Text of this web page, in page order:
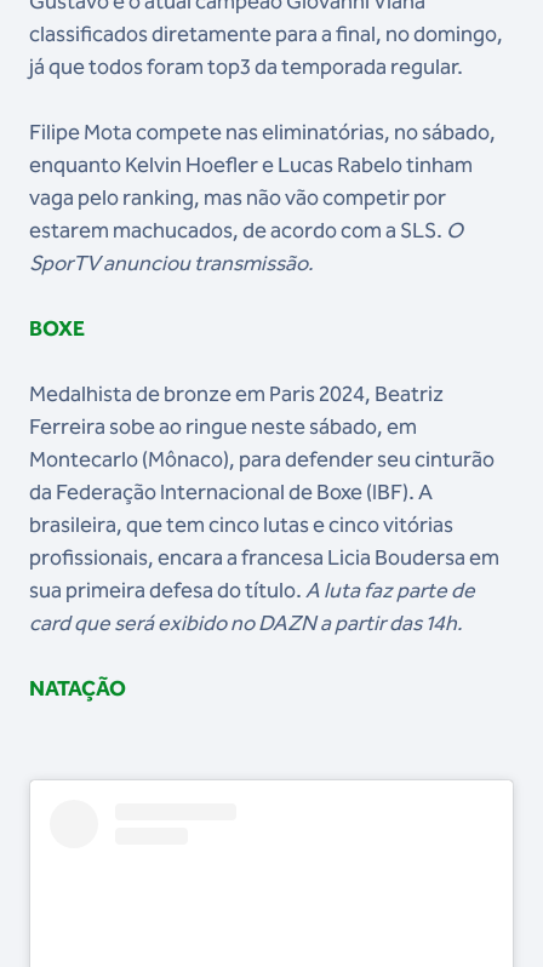
classificados diretamente para a final, no domingo,
já que todos foram top3 da temporada regular.
Filipe Mota compete nas eliminatórias, no sábado,
enquanto Kelvin Hoefler e Lucas Rabelo tinham
vaga pelo ranking, mas não vão competir por
estarem machucados, de acordo com a SLS. O
SporTV anunciou transmissão.
BOXE
Medalhista de bronze em Paris 2024, Beatriz
Ferreira sobe ao ringue neste sábado, em
Montecarlo (Mônaco), para defender seu cinturão
da Federação Internacional de Boxe (IBF). A
brasileira, que tem cinco lutas e cinco vitórias
profissionais, encara a francesa Licia Boudersa em
sua primeira defesa do título.A luta faz parte de
card que será exibido no DAZN a partir das 14h.
NATAÇÃO